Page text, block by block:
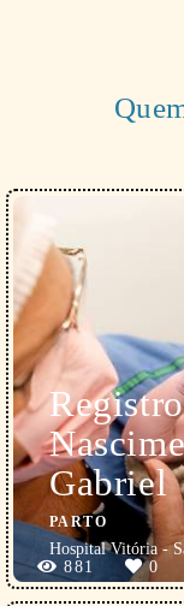
Gabriel
PARTO
Hospital Vitória -
881
0